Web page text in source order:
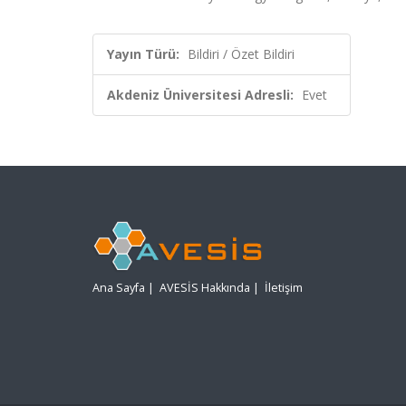
Yayın Türü: Bildiri / Özet Bildiri
Akdeniz Üniversitesi Adresli: Evet
Ana Sayfa | AVESİS Hakkında | İletişim